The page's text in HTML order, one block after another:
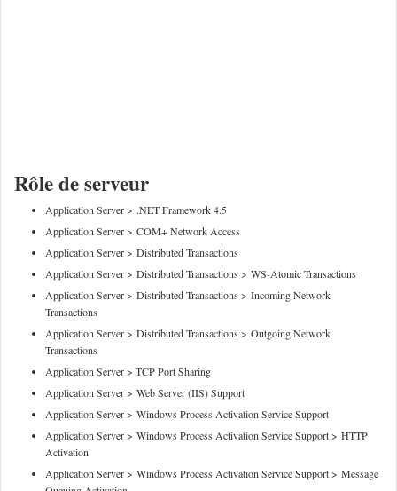
Rôle de serveur
Application Server > .NET Framework 4.5
Application Server > COM+ Network Access
Application Server > Distributed Transactions
Application Server > Distributed Transactions > WS-Atomic Transactions
Application Server > Distributed Transactions > Incoming Network
Transactions
Application Server > Distributed Transactions > Outgoing Network
Transactions
Application Server > TCP Port Sharing
Application Server > Web Server (IIS) Support
Application Server > Windows Process Activation Service Support
Application Server > Windows Process Activation Service Support > HTTP
Activation
Application Server > Windows Process Activation Service Support > Message